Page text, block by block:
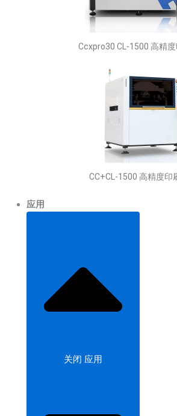
Ccxpro30 CL-1500 高精
CC+CL-1500 高精度印
应用
关闭 应用